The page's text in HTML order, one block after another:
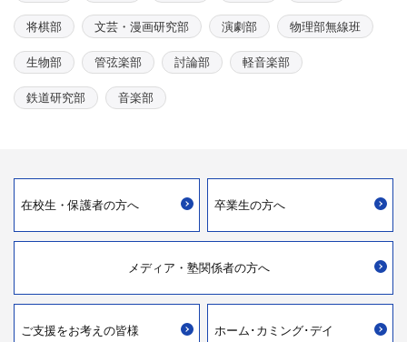
将棋部 文芸・漫画研究部 演劇部 物理部無線班
生物部 管弦楽部 討論部 軽音楽部
鉄道研究部 音楽部
在校生・保護者の方へ 卒業生の方へ
メディア・ 塾関係者の方へ
ご支援をお考えの皆様 ホーム･カミング･デイ